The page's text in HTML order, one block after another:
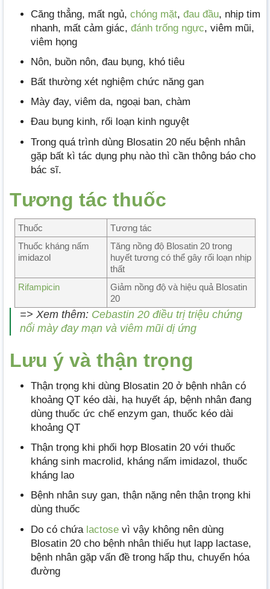
Căng thẳng, mất ngủ, chóng mặt, đau đầu, nhịp tim
nhanh, mất cảm giác, đánh trống ngực, viêm mũi,
viêm họng
Nôn, buồn nôn, đau bụng, khó tiêu
Bất thường xét nghiệm chức năng gan
Mày đay, viêm da, ngoại ban, chàm
Đau bụng kinh, rối loạn kinh nguyệt
Trong quá trình dùng Blosatin 20 nếu bệnh nhân
gặp bất kì tác dụng phụ nào thì cần thông báo cho
bác sĩ.
Tương tác thuốc
Thuốc
Tương tác
Thuốc kháng nấm
imidazol
Tăng nồng độ Blosatin 20 trong
huyết tương có thể gây rối loạn nhịp
thất
Rifampicin
Giảm nồng độ và hiệu quả Blosatin
20
=> Xem thêm: Cebastin 20 điều trị triệu chứng
nổi mày đay mạn và viêm mũi dị ứng
Lưu ý và thận trọng
Thận trọng khi dùng Blosatin 20 ở bệnh nhân có
khoảng QT kéo dài, hạ huyết áp, bệnh nhân đang
dùng thuốc ức chế enzym gan, thuốc kéo dài
khoảng QT
Thận trọng khi phối hợp Blosatin 20 với thuốc
kháng sinh macrolid, kháng nấm imidazol, thuốc
kháng lao
Bệnh nhân suy gan, thận nặng nên thận trọng khi
dùng thuốc
Do có chứa lactose vì vậy không nên dùng
Blosatin 20 cho bệnh nhân thiếu hụt lapp lactase,
bệnh nhân gặp vấn đề trong hấp thu, chuyển hóa
đường